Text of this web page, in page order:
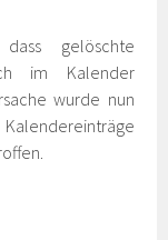
gelöschte
im Kalender
wurde nun